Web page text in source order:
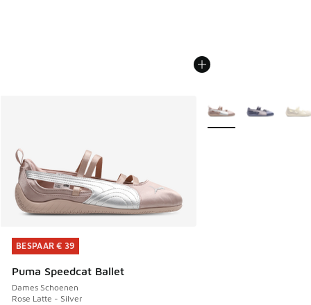
BESPAAR € 39
Puma Speedcat Ballet
Dames Schoenen
Rose Latte - Silver
BESPAAR € 39
Meer kleuren